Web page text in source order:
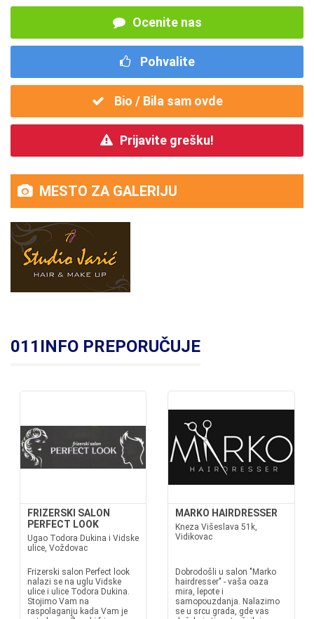
Ocenite nas
Pohvalite
Bio / Bila sam ovde
Prijavite grešku!
MESTO ZA GALERIJU
011INFO PREPORUČUJE
FRIZERSKI SALON
PERFECT LOOK
Ugao Todora Dukina i Vidske
ulice, Voždovac
Frizerski salon Perfect look
nalazi se na uglu Vidske
ulice i ulice Todora Dukina.
Stojimo Vam na
raspolaganju kada Vam je
MARKO HAIRDRESSER
Kneza Višeslava 51k,
Vidikovac
Dobrodošli u salon "Marko
hairdresser" - vaša oaza
mira, lepote i
samopouzdanja. Nalazimo
se u srcu grada, gde vas